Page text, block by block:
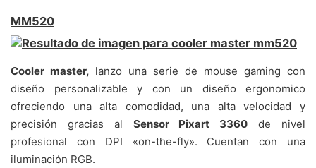
MM520
Cooler master, lanzo una serie de mouse gaming con
diseño personalizable y con un diseño ergonomico
ofreciendo una alta comodidad, una alta velocidad y
precisión gracias al Sensor Pixart 3360 de nivel
profesional con DPI «on-the-fly». Cuentan con una
iluminación RGB.